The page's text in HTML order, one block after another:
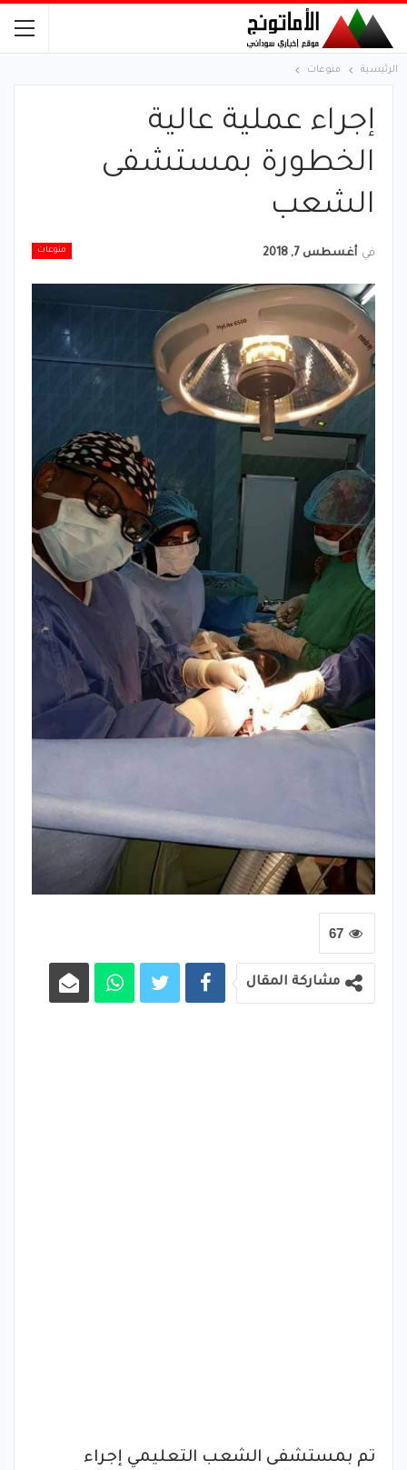
الرئيسية منوعات
إجراء عملية عالية
الخطورة بمستشفى
الشعب
منوعات في أغسطس 7, 2018
67
مشاركة المقال
تم بمستشفى الشعب التعليمي إجراء